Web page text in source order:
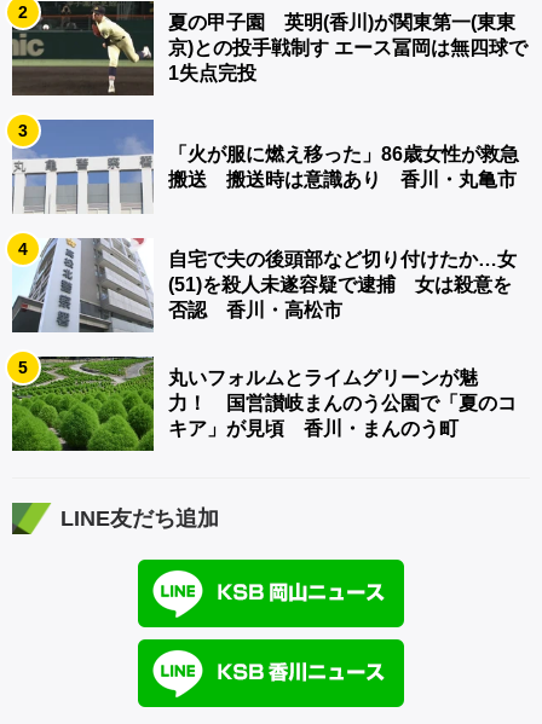
2
夏の甲子園 英明(香川)が関東第一(東東
京)との投手戦制す エース冨岡は無四球で
1失点完投
3
「火が服に燃え移った」86歳女性が救急
搬送 搬送時は意識あり 香川・丸亀市
4
自宅で夫の後頭部など切り付けたか…女
(51)を殺人未遂容疑で逮捕 女は殺意を
否認 香川・高松市
5
丸いフォルムとライムグリーンが魅
力！ 国営讃岐まんのう公園で「夏のコ
キア」が見頃 香川・まんのう町
LINE友だち追加